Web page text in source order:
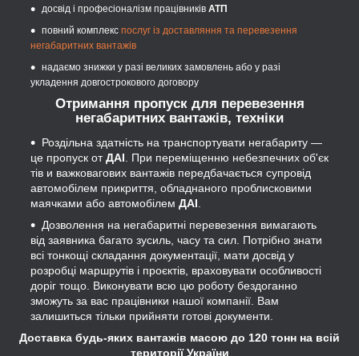
досвід і професіоналізм працівників АТП
повний комплекс послуг із доставляння та перевезення
негабаритних вантажів
надаємо знижки у разі великих замовлень або у разі
укладення довгострокового договору
Отримання пропуск для перевезення
негабаритних вантажів, техніки
Роздільна здатність на транспортувати негабариту —
це пропуск отДАI . При переміщенню небезпечних об'єк
тів и важковагових вантажів передбачається супровід
автомобілем прикриття, обладнаного проблисковими
маячками або автомобілем ДАI
Дозволення на негабаритні перевезення вимагають
від заявника багато зусиль, часу та сил. Потрібно знати
всі тонкощі складання документації, мати досвід у
розробці маршрутів і проєктів, враховувати особливості
доріг тощо. Виконувати всю цю роботу бездоганно
зможуть за вас працівники нашої компанії. Вам
залишиться тільки прийняти готові документи.
Доставка будь-яких вантажів масою до 120 тонн на всій
території України